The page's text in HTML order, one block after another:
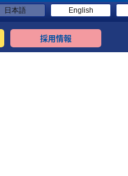
日本語 English
採用情報